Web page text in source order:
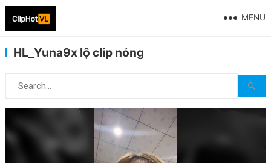
MENU
HL_Yuna9x lộ clip nóng